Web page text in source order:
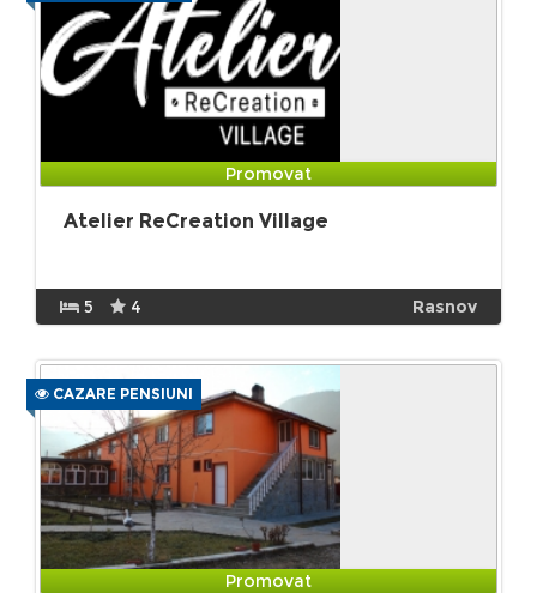
Promovat
Atelier ReCreation Village
5 4 Rasnov
CAZARE PENSIUNI
Promovat